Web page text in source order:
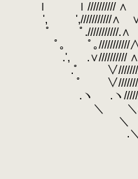
ｌ ｌ////////// ∧
',
',///////////
ﾟ
ﾟ.///////////
ﾟ｡ ﾟ｡///////////∧
.', .∨////////// ∧ ∨
.ﾟ
ﾟ
.ヽ .ヽ///////////,′ ﾏ//
＼ ＼////////.{ / ﾏ
＼ ＼//////.| .!
.＼ ＼////| (＼ ＼
＼ ＼//! .¨{＼_)
＼ ヽ.! /`ー
¨`Ｖ ./ /ﾏ//ﾑ